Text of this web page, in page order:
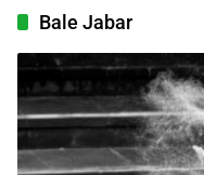
Bale Jabar